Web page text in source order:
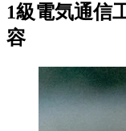
1級電気通信
容